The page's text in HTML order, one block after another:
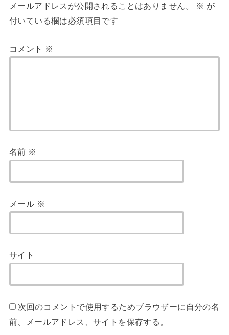
メールアドレスが公開されることはありません。 ※ が
付いている欄は必須項目です
コメント ※
名前 ※
メール ※
サイト
次回のコメントで使用するためブラウザーに自分の名
前、メールアドレス、サイトを保存する。